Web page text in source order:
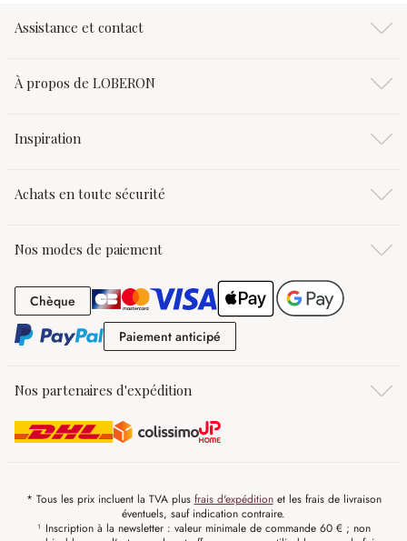
Assistance et contact
À propos de LOBERON
Inspiration
Achats en toute sécurité
Nos modes de paiement
Chèque Chèque
Paiement anticipé
Nos partenaires d'expédition
* Tous les prix incluent la TVA plus frais d'expéditionet les frais de livraison
éventuels, sauf indication contraire.
¹ Inscription à la newsletter : valeur minimale de commande 60 € ; non